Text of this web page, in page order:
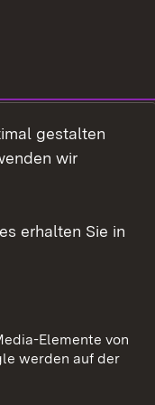
gestalten
wir
erhalten Sie in
Elemente von
werden auf der